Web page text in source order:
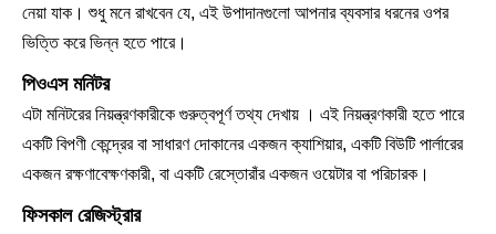
নেয়া যাক। শুধু মনে রাখবেন যে, এই উপাদানগুলো আপনার ব্যবসার ধরনের ওপর
ভিত্তি করে ভিন্ন হতে পারে।
পিওএস মনিটর
এটা মনিটরের নিয়ন্ত্রণকারীকে গুরুত্বপূর্ণ তথ্য দেখায় । এই নিয়ন্ত্রণকারী হতে পারে
একটি বিপণী কেন্দ্রের বা সাধারণ দোকানের একজন ক্যাশিয়ার, একটি বিউটি পার্লারের
একজন রক্ষণাবেক্ষণকারী, বা একটি রেস্তোরাঁর একজন ওয়েটার বা পরিচারক।
ফিসকাল রেজিস্ট্রার